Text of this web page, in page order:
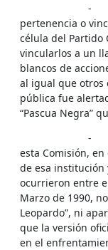
- La
pertenencia o
célula del Partido
vincularlos a un
blancos de
al igual que otros
pública fue
“Pascua Negra”
- En el
esta Comisión,
de esa institución
ocurrieron entre
Marzo de 1990,
Leopardo”, ni
que la versión
en el